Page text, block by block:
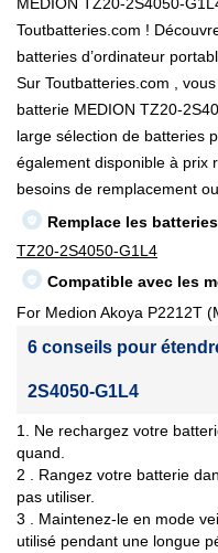
MEDION TZ20-2S4050-
Toutbatteries.com !
batteries d’ordinateur
Sur Toutbatteries.com ,
batterie MEDION TZ20-
large sélection de batteries
également disponible à prix
besoins de remplacement
Remplace les
TZ20-2S4050-G1L4
Compatible avec les
For Medion Akoya P2212T
6 conseils pour
2S4050-G1L4
1. Ne rechargez votre
quand.
2 . Rangez votre batterie
pas utiliser.
3 . Maintenez-le en mode
utilisé pendant une longue